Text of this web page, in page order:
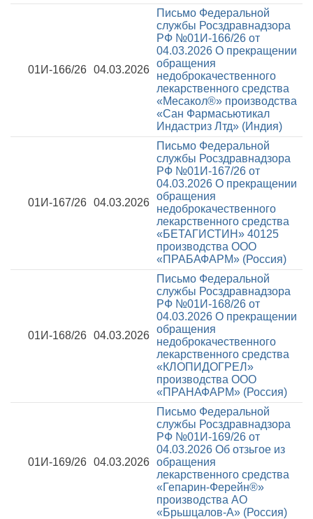
01И-166/26 04.03.2026
Письмо Федеральной
службы Росздравнадзора
РФ №01И-166/26 от
04.03.2026 О прекращении
обращения
недоброкачественного
лекарственного средства
«Месакол®» производства
«Сан Фармасьютикал
Индастриз Лтд» (Индия)
01И-167/26 04.03.2026
Письмо Федеральной
службы Росздравнадзора
РФ №01И-167/26 от
04.03.2026 О прекращении
обращения
недоброкачественного
лекарственного средства
«БЕТАГИСТИН» 40125
производства ООО
«ПРАБАФАРМ» (Россия)
01И-168/26 04.03.2026
Письмо Федеральной
службы Росздравнадзора
РФ №01И-168/26 от
04.03.2026 О прекращении
обращения
недоброкачественного
лекарственного средства
«КЛОПИДОГРЕЛ»
производства ООО
«ПРАНАФАРМ» (Россия)
01И-169/26 04.03.2026
Письмо Федеральной
службы Росздравнадзора
РФ №01И-169/26 от
04.03.2026 Об отзьгое из
обращения
лекарственного средства
«Гепарин-Ферейн®»
производства АО
«Брьшцалов-А» (Россия)